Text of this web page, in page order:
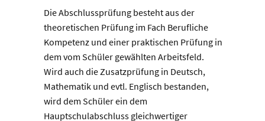
Die Abschlussprüfung besteht aus der
theoretischen Prüfung im Fach Berufliche
Kompetenz und einer praktischen Prüfung in
dem vom Schüler gewählten Arbeitsfeld.
Wird auch die Zusatzprüfung in Deutsch,
Mathematik und evtl. Englisch bestanden,
wird dem Schüler ein dem
Hauptschulabschluss gleichwertiger